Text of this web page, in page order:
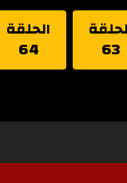
63
الحلقة
64